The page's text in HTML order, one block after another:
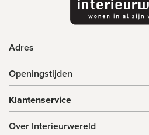
Adres
Openingstijden
Klantenservice
Over Interieurwereld